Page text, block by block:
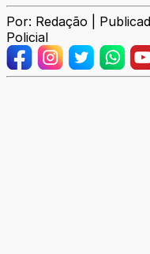
Por: Redação |
Policial